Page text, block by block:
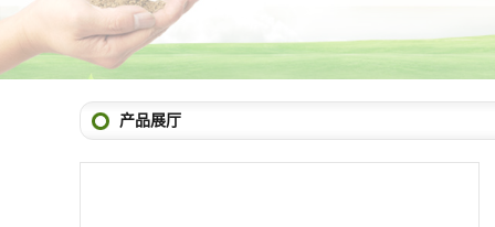
产品展厅